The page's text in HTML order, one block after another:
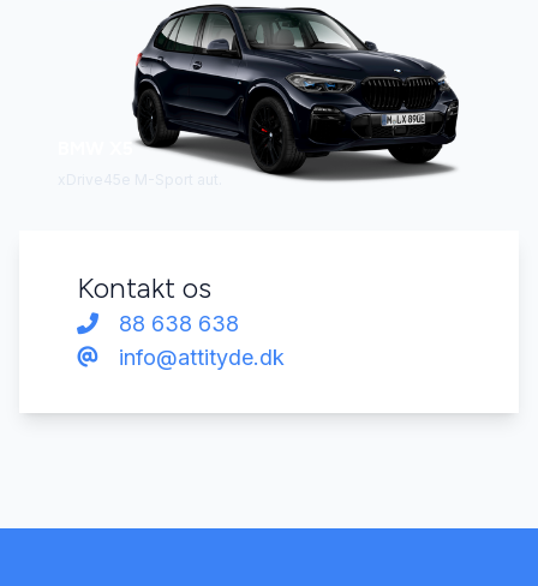
Kontakt os
88 638 638
info@attityde.dk